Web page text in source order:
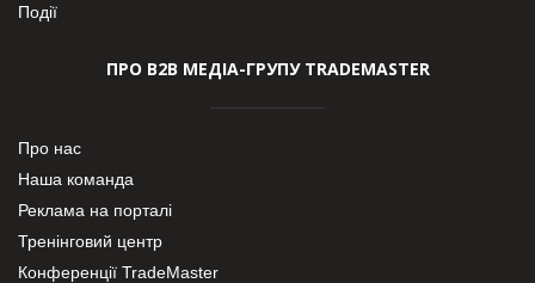
Події
ПРО В2В МЕДІА-ГРУПУ TRADEMASTER
Про нас
Наша команда
Реклама на порталі
Тренінговий центр
Конференції TradeMaster